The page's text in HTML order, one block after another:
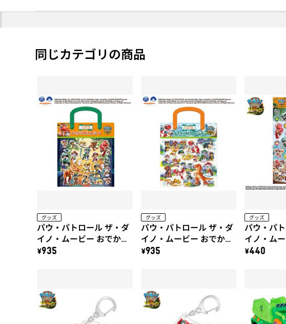
同じカテゴリの商品
グッズ
パウ・パトロール ザ・ダ
イノ・ムービー おでかけ
HELLOシール（B）
\935
グッズ
パウ・パトロール ザ・ダ
イノ・ムービー おでかけ
HELLOシール（A）
\935
グッズ
パウ・パ
イノ・ム
クシールシ
\440